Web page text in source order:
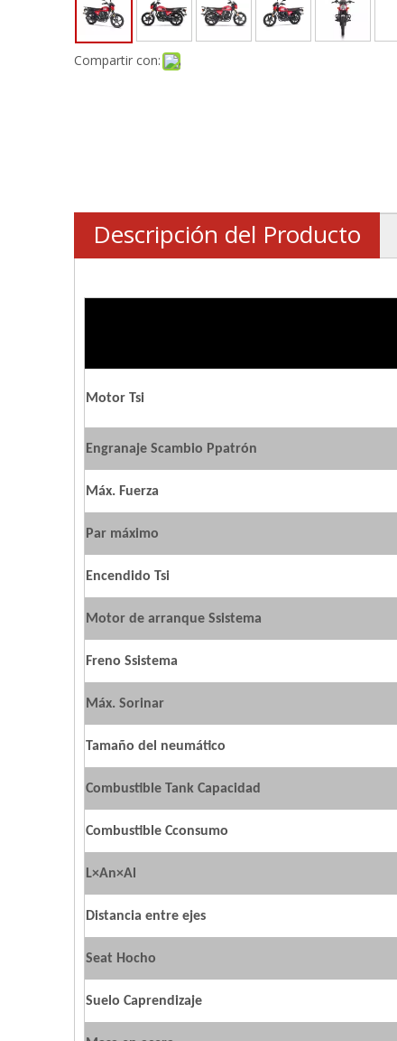
Compartir con:
Descripción del Producto
Motor Tsi
Engranaje Scambio Ppatrón
Máx. Fuerza
Par máximo
Encendido Tsi
Motor de arranque Ssistema
Freno Ssistema
Máx. Sorinar
Tamaño del neumático
Combustible Tank Capacidad
Combustible Cconsumo
L×An×Al
Distancia entre ejes
Seat Hocho
Suelo Caprendizaje